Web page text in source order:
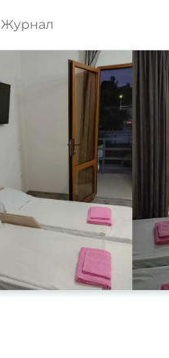
Журнал